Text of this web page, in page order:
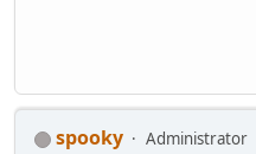
spooky
Administrator